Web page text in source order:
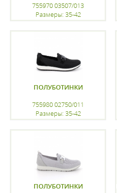
755970 03507/013
Размеры: 35-42
ПОЛУБОТИНКИ
755980 02750/011
Размеры: 35-42
ПОЛУБОТИНКИ